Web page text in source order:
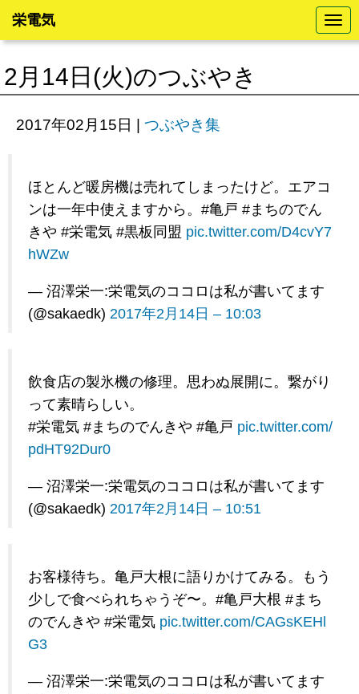
N
a
v
t
栄電気
2月14日(火)のつぶやき
2017年02月15日 | つぶやき集
ほとんど暖房機は売れてしまったけど。エアコ
ンは一年中使えますから。#亀戸 #まちのでん
きや #栄電気 #黒板同盟 pic.twitter.com/D4cvY7
hWZw
— 沼澤栄一:栄電気のココロは私が書いてます
(@sakaedk) 2017年2月14日 – 10:03
飲食店の製氷機の修理。思わぬ展開に。繋がり
って素晴らしい。
#栄電気 #まちのでんきや #亀戸 pic.twitter.com/
pdHT92Dur0
— 沼澤栄一:栄電気のココロは私が書いてます
(@sakaedk) 2017年2月14日 – 10:51
お客様待ち。亀戸大根に語りかけてみる。もう
少しで食べられちゃうぞ〜。#亀戸大根 #まち
のでんきや #栄電気 pic.twitter.com/CAGsKEHl
G3
— 沼澤栄一:栄電気のココロは私が書いてます